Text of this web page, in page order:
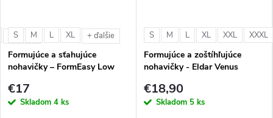
+ ďalšie
S M L XL + ďalšie
Formujúce a sťahujúce
nohavičky – FormEasy Low
€17
Skladom 4 ks
S M L XL XXL XXXL
Formujúce a zoštíhľujúce
nohavičky - Eldar Venus
€18,90
Skladom 5 ks